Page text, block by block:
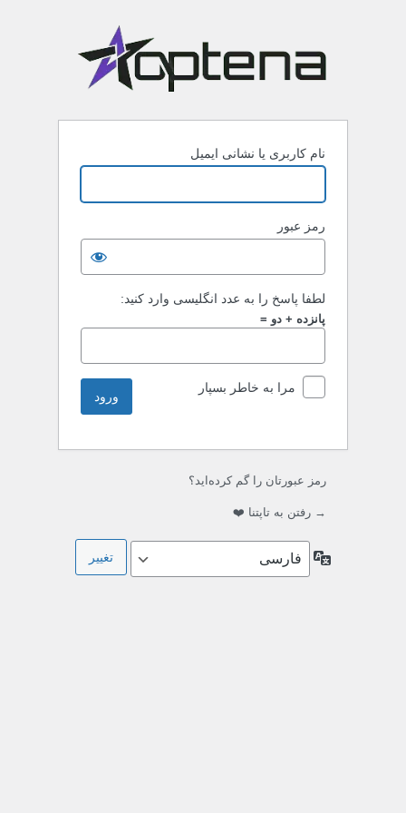
نام کاربری یا نشانی ایمیل
رمز عبور
لطفا پاسخ را به عدد انگلیسی وارد کنید:
پانزده + دو =
مرا به خاطر بسپار
رمز عبورتان را گم کرده‌اید؟
→ رفتن به تاپتنا ❤️
زبان